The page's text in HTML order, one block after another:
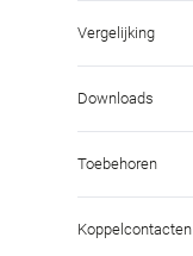
Vergelijking
Downloads
Toebehoren
Koppelcontacten